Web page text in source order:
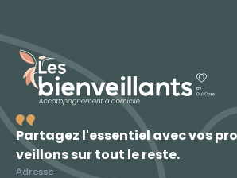
Évaluation Gratuite
Partagez l'essentiel avec vos
veillons sur tout le reste.
Adresse